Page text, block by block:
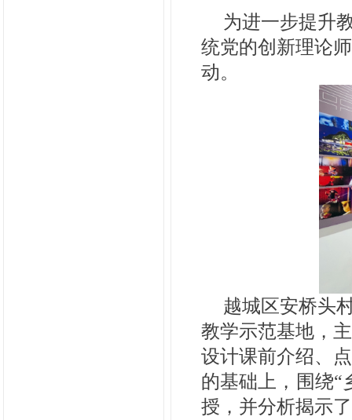
为进一步提升
统党的创新理论
动。
越城区安桥头
教学示范基地，
设计课前介绍、
的基础上，围绕“
授，并分析揭示